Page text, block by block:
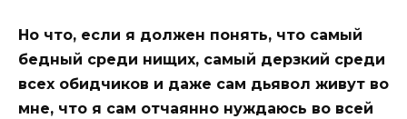
Но что, если я должен понять, что самый
бедный среди нищих, самый дерзкий среди
всех обидчиков и даже сам дьявол живут во
мне, что я сам отчаянно нуждаюсь во всей